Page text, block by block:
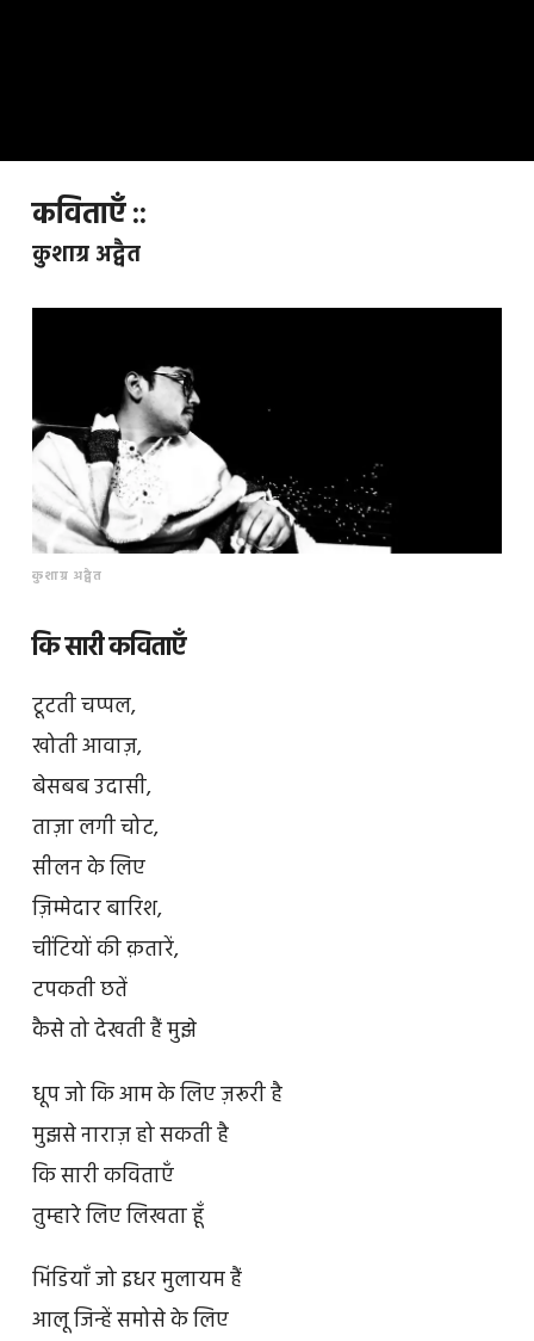
कविताएँ ::
कुशाग्र अद्वैत
कुशाग्र अद्वैत
कि सारी कविताएँ
टूटती चप्पल,
खोती आवाज़,
बेसबब उदासी,
ताज़ा लगी चोट,
सीलन के लिए
ज़िम्मेदार बारिश,
चींटियों की क़तारें,
टपकती छतें
कैसे तो देखती हैं मुझे
धूप जो कि आम के लिए ज़रूरी है
मुझसे नाराज़ हो सकती है
कि सारी कविताएँ
तुम्हारे लिए लिखता हूँ
भिंडियाँ जो इधर मुलायम हैं
आलू जिन्हें समोसे के लिए